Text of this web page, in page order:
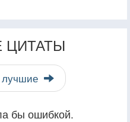
ЦИТАТЫ
лучшие
бы ошибкой.